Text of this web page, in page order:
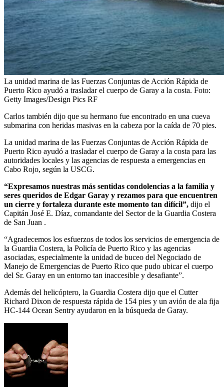
La unidad marina de las Fuerzas Conjuntas de Acción Rápida de
Puerto Rico ayudó a trasladar el cuerpo de Garay a la costa. Foto:
Getty Images/Design Pics RF
Carlos también dijo que su hermano fue encontrado en una cueva
submarina con heridas masivas en la cabeza por la caída de 70 pies.
La unidad marina de las Fuerzas Conjuntas de Acción Rápida de
Puerto Rico ayudó a trasladar el cuerpo de Garay a la costa para las
autoridades locales y las agencias de respuesta a emergencias en
Cabo Rojo, según la USCG.
“Expresamos nuestras más sentidas condolencias a la familia y
seres queridos de Edgar Garay y rezamos para que encuentren
un cierre y fortaleza durante este momento tan difícil”, dijo el
Capitán José E. Díaz, comandante del Sector de la Guardia Costera
de San Juan .
“Agradecemos los esfuerzos de todos los servicios de emergencia de
la Guardia Costera, la Policía de Puerto Rico y las agencias
asociadas, especialmente la unidad de buceo del Negociado de
Manejo de Emergencias de Puerto Rico que pudo ubicar el cuerpo
del Sr. Garay en un entorno tan inaccesible y desafiante”.
Además del helicóptero, la Guardia Costera dijo que el Cutter
Richard Dixon de respuesta rápida de 154 pies y un avión de ala fija
HC-144 Ocean Sentry ayudaron en la búsqueda de Garay.